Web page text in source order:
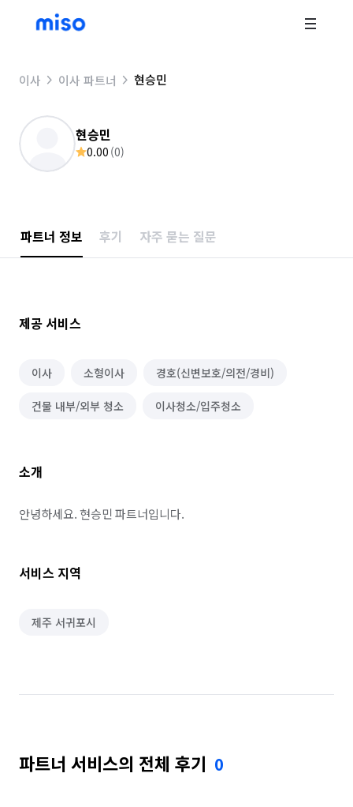
이사 이사 파트너 현승민
현승민
0.00 (0)
파트너 정보 후기 자주 묻는 질문
제공 서비스
이사 소형이사 경호(신변보호/의전/경비)
건물 내부/외부 청소 이사청소/입주청소
소개
안녕하세요. 현승민 파트너입니다.
서비스 지역
제주 서귀포시
파트너 서비스의 전체 후기 0